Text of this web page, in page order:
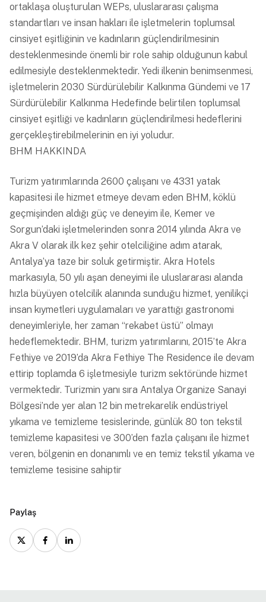
ortaklaşa oluşturulan WEPs, uluslararası çalışma
standartları ve insan hakları ile işletmelerin toplumsal
cinsiyet eşitliğinin ve kadınların güçlendirilmesinin
desteklenmesinde önemli bir role sahip olduğunun kabul
edilmesiyle desteklenmektedir. Yedi ilkenin benimsenmesi,
işletmelerin 2030 Sürdürülebilir Kalkınma Gündemi ve 17
Sürdürülebilir Kalkınma Hedefinde belirtilen toplumsal
cinsiyet eşitliği ve kadınların güçlendirilmesi hedeflerini
gerçekleştirebilmelerinin en iyi yoludur.
BHM HAKKINDA
Turizm yatırımlarında 2600 çalışanı ve 4331 yatak
kapasitesi ile hizmet etmeye devam eden BHM, köklü
geçmişinden aldığı güç ve deneyim ile, Kemer ve
Sorgun’daki işletmelerinden sonra 2014 yılında Akra ve
Akra V olarak ilk kez şehir otelciliğine adım atarak,
Antalya’ya taze bir soluk getirmiştir. Akra Hotels
markasıyla, 50 yılı aşan deneyimi ile uluslararası alanda
hızla büyüyen otelcilik alanında sunduğu hizmet, yenilikçi
insan kıymetleri uygulamaları ve yarattığı gastronomi
deneyimleriyle, her zaman “rekabet üstü” olmayı
hedeflemektedir. BHM, turizm yatırımlarını, 2015’te Akra
Fethiye ve 2019’da Akra Fethiye The Residence ile devam
ettirip toplamda 6 işletmesiyle turizm sektöründe hizmet
vermektedir. Turizmin yanı sıra Antalya Organize Sanayi
Bölgesi’nde yer alan 12 bin metrekarelik endüstriyel
yıkama ve temizleme tesislerinde, günlük 80 ton tekstil
temizleme kapasitesi ve 300’den fazla çalışanı ile hizmet
veren, bölgenin en donanımlı ve en temiz tekstil yıkama ve
temizleme tesisine sahiptir
Paylaş